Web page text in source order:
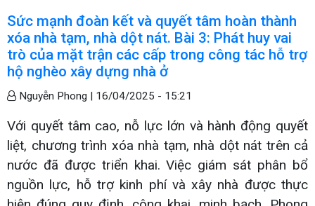
Sức mạnh đoàn kết và quyết tâm hoàn thành
xóa nhà tạm, nhà dột nát. Bài 3: Phát huy vai
trò của mặt trận các cấp trong công tác hỗ trợ
hộ nghèo xây dựng nhà ở
Nguyễn Phong | 16/04/2025 - 15:21
Với quyết tâm cao, nỗ lực lớn và hành động quyết
liệt, chương trình xóa nhà tạm, nhà dột nát trên cả
nước đã được triển khai. Việc giám sát phân bổ
nguồn lực, hỗ trợ kinh phí và xây nhà được thực